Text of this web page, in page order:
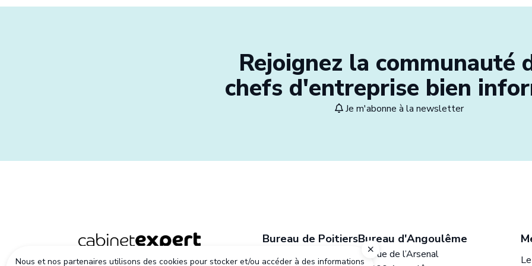
Rejoignez la communauté
chefs d'entreprise bien
Je m'abonne à la newsletter
Bureau de PoitiersBureau d'Angoulême
20, rue de l’Arsenal
Nous et nos partenaires utilisons des cookies pour stocker et/ou accéder à des informations